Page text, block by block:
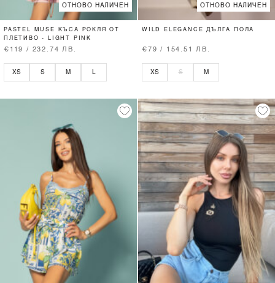
ОТНОВО НАЛИЧЕН
PASTEL MUSE КЪСА РОКЛЯ ОТ
ПЛЕТИВО - LIGHT PINK
€119 / 232.74 ЛВ.
XS S M L
ОТНОВО НАЛИЧЕН
WILD ELEGANCE ДЪЛГА ПОЛА
€79 / 154.51 ЛВ.
XS S M